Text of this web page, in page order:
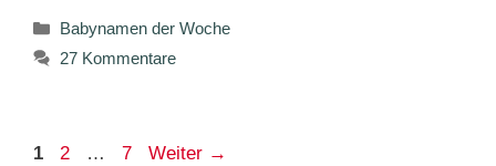
Kategorien
Babynamen der Woche
27 Kommentare
Seite
1 Seite
2 … Seite
7 Weiter →